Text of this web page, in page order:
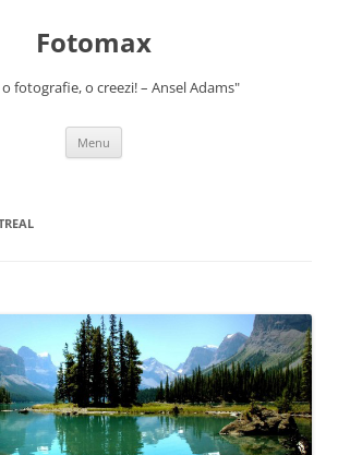
Fotomax
fotografie, o creezi! – Ansel Adams"
Menu